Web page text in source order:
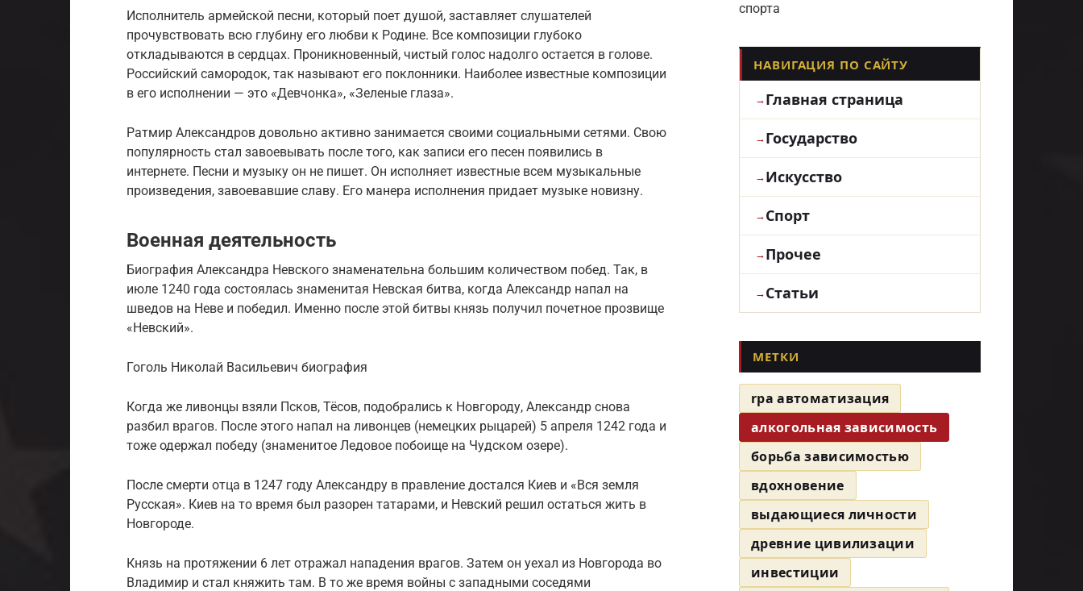
Исполнитель армейской песни, который поет душой, заставляет слушателей
прочувствовать всю глубину его любви к Родине. Все композиции глубоко
откладываются в сердцах. Проникновенный, чистый голос надолго остается в голове.
Российский самородок, так называют его поклонники. Наиболее известные композиции
в его исполнении — это «Девчонка», «Зеленые глаза».
Ратмир Александров довольно активно занимается своими социальными сетями. Свою
популярность стал завоевывать после того, как записи его песен появились в
интернете. Песни и музыку он не пишет. Он исполняет известные всем музыкальные
произведения, завоевавшие славу. Его манера исполнения придает музыке новизну.
Военная деятельность
Биография Александра Невского знаменательна большим количеством побед. Так, в
июле 1240 года состоялась знаменитая Невская битва, когда Александр напал на
шведов на Неве и победил. Именно после этой битвы князь получил почетное прозвище
«Невский».
Гоголь Николай Васильевич биография
Когда же ливонцы взяли Псков, Тёсов, подобрались к Новгороду, Александр снова
разбил врагов. После этого напал на ливонцев (немецких рыцарей) 5 апреля 1242 года и
тоже одержал победу (знаменитое Ледовое побоище на Чудском озере).
После смерти отца в 1247 году Александру в правление достался Киев и «Вся земля
Русская». Киев на то время был разорен татарами, и Невский решил остаться жить в
Новгороде.
Князь на протяжении 6 лет отражал нападения врагов. Затем он уехал из Новгорода во
Владимир и стал княжить там. В то же время войны с западными соседями
спорта
НАВИГАЦИЯ ПО САЙТУ
Главная страница
Государство
Искусство
Спорт
Прочее
Статьи
МЕТКИ
rpa автоматизация
алкогольная зависимость
борьба зависимостью
вдохновение
выдающиеся личности
древние цивилизации
инвестиции